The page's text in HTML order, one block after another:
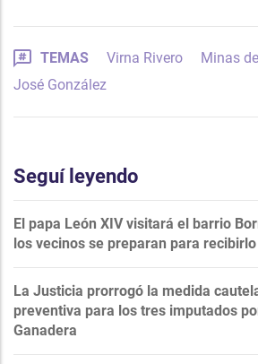
TEMAS Virna Rivero
Minas
José González
Seguí leyendo
El papa León XIV visitará el barrio
los vecinos se preparan para recibirlo
La Justicia prorrogó la medida
preventiva para los tres imputados
Ganadera